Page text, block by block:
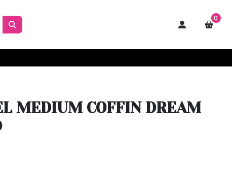
0
MEDIUM COFFIN DREAM